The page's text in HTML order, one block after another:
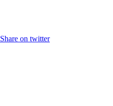
Share on twitter